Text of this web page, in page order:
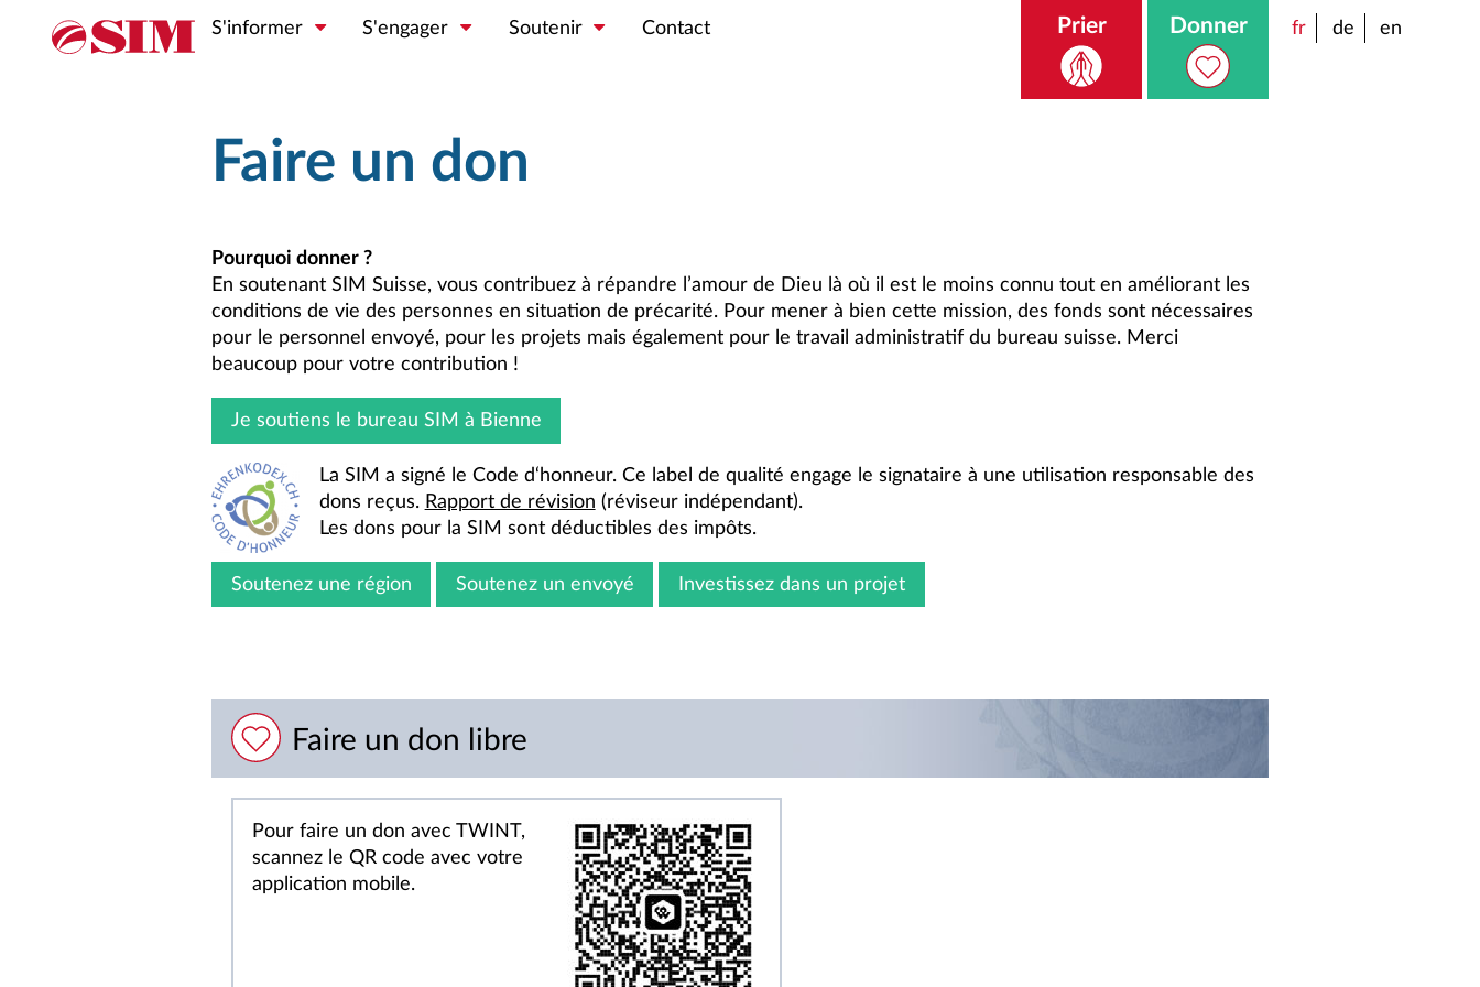
S'informer S'engager Soutenir Contact Prier Donner fr de en
Faire un don
Pourquoi donner ?
En soutenant SIM Suisse, vous contribuez à répandre l’amour de Dieu là où il est le moins connu tout en améliorant les
conditions de vie des personnes en situation de précarité. Pour mener à bien cette mission, des fonds sont nécessaires
pour le personnel envoyé, pour les projets mais également pour le travail administratif du bureau suisse. Merci
beaucoup pour votre contribution !
Je soutiens le bureau SIM à Bienne
La SIM a signé le Code d‘honneur. Ce label de qualité engage le signataire à une utilisation responsable des
dons reçus. Rapport de révision (réviseur indépendant).
Les dons pour la SIM sont déductibles des impôts.
Soutenez une région Soutenez un envoyé Investissez dans un projet
Faire un don libre
Pour faire un don avec TWINT,
scannez le QR code avec votre
application mobile.